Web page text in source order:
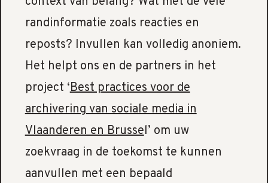
randinformatie zoals reacties en
reposts? Invullen kan volledig anoniem.
Het helpt ons en de partners in het
project ‘Best practices voor de
archivering van sociale media in
Vlaanderen en Brussel’ om uw
zoekvraag in de toekomst te kunnen
aanvullen met een bepaald